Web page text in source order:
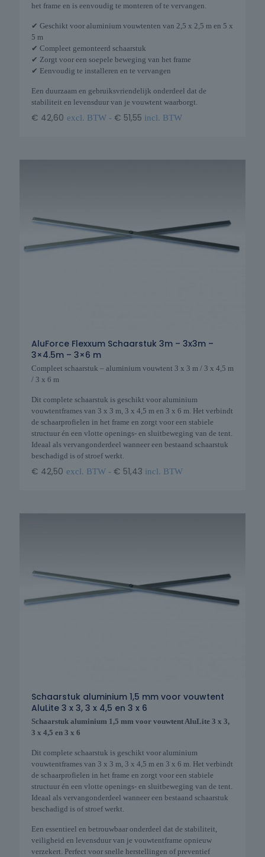
het frame en is eenvoudig te monteren of te vervangen.
✔ Geschikt voor aluminium vouwtenten van 2,5 x 2,5 m en 5 x
5 m
✔ Compleet gemonteerd schaarstuk
✔ Zorgt voor een soepele beweging van het frame
✔ Eenvoudig te installeren en te vervangen
Een duurzaam en gebruiksvriendelijk onderdeel dat de
stabiliteit en levensduur van je vouwtent waarborgt.
€ 42,60 excl. BTW - € 51,55 incl. BTW
AluForce Flexxum Schaarstuk 3m – 3x3m –
3×4.5m – 3×6 m
Compleet schaarstuk – aluminium vouwtent 3 x 3 m / 3 x 4,5 m
/ 3 x 6 m
Dit complete schaarstuk is geschikt voor aluminium
vouwtentframes van 3 x 3 m, 3 x 4,5 m en 3 x 6 m. Het verbindt
de schaarprofielen in het frame en zorgt voor een stabiele
structuur én een vlotte openings- en sluitbeweging van de tent.
Ideaal als vervangonderdeel wanneer een bestaand schaarstuk
beschadigd is of stroef werkt.
€ 42,50 excl. BTW - € 51,43 incl. BTW
Schaarstuk aluminium 1,5 mm voor vouwtent
AluLite 3 x 3, 3 x 4,5 en 3 x 6
Schaarstuk aluminium 1,5 mm voor vouwtent AluLite 3 x 3,
3 x 4,5 en 3 x 6
Dit complete schaarstuk is geschikt voor aluminium
vouwtentframes van 3 x 3 m, 3 x 4,5 m en 3 x 6 m. Het verbindt
de schaarprofielen in het frame en zorgt voor een stabiele
structuur én een vlotte openings- en sluitbeweging van de tent.
Ideaal als vervangonderdeel wanneer een bestaand schaarstuk
beschadigd is of stroef werkt.
Een essentieel en betrouwbaar onderdeel dat de stabiliteit,
veiligheid en levensduur van je vouwtentframe opnieuw
verzekert. Perfect voor snelle herstellingen of preventief